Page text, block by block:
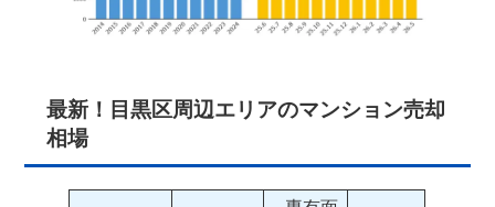
最新！目黒区周辺エリアのマンション売却
相場